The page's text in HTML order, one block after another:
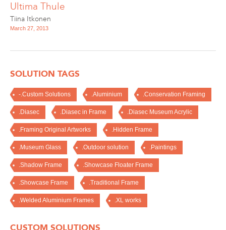
Ultima Thule
Tiina Itkonen
March 27, 2013
SOLUTION TAGS
-.Custom Solutions .Aluminium .Conservation Framing
.Diasec .Diasec in Frame .Diasec Museum Acrylic
.Framing Original Artworks .Hidden Frame
.Museum Glass .Outdoor solution .Paintings
.Shadow Frame .Showcase Floater Frame
.Showcase Frame .Traditional Frame
.Welded Aluminium Frames .XL works
CUSTOM SOLUTIONS